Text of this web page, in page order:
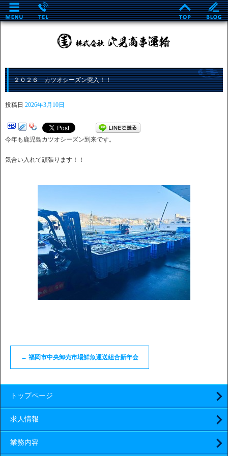
２０２６ カツオシーズン突入！！
投稿日 2026年3月10日
今年も鹿児島カツオシーズン到来です。
気合い入れて頑張ります！！
← 福岡市中央卸売市場鮮魚運送組合新年会
トップページ
求人情報
業務内容